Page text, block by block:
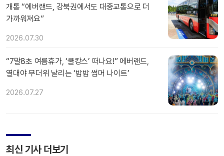
개통 “에버랜드, 강북권에서도 대중교통으로 더
가까워져요”
2026.07.30
“7말8초 여름휴가, ‘쿨캉스’ 떠나요!” 에버랜드,
열대야 무더위 날리는 ‘밤밤 썸머 나이트’
2026.07.27
최신 기사 더보기